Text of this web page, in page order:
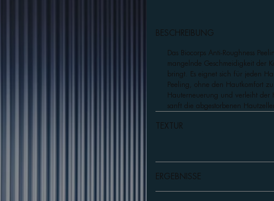
BESCHREIBUNG
Das Biocorps Anti-Roughness
mangelnde Geschmeidigkeit der
bringt. Es eignet sich für jeden
Peeling, ohne den Hautkomfort
Hauterneuerung und verleiht der
sanft die abgestorbenen
TEXTUR
ERGEBNISSE